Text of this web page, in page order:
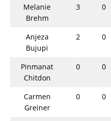
Melanie
Brehm
3 0
Anjeza
Bujupi
2 0
Pinmanat
Chitdon
0 0
Carmen
Greiner
0 0